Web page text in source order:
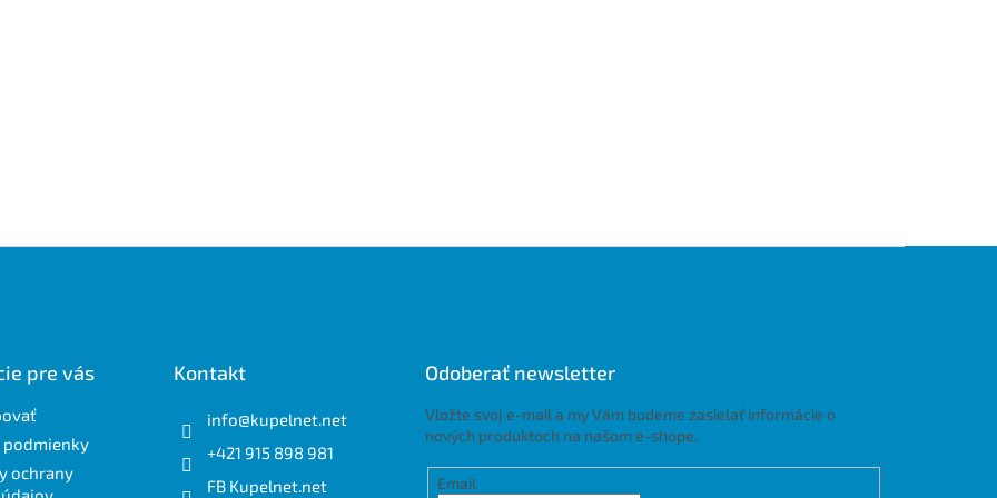
pre vás
podmienky
ochrany
Kontakt
info@kupelnet.net
+421 915 898 981
FB Kupelnet.net
Odoberať newsletter
Vložte svoj e-mail a my Vám budeme zasielať informácie o
nových produktoch na našom e-shope.
Email